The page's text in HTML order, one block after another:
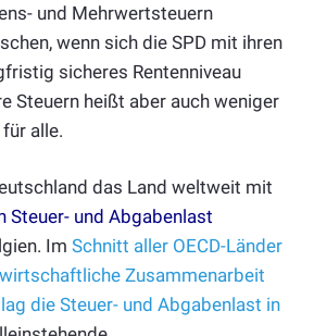
und Mehrwertsteuern
wenn sich die SPD mit ihren
sicheres Rentenniveau
Steuern heißt aber auch weniger
alle.
das Land weltweit mit
Steuer- und Abgabenlast
Im Schnitt aller OECD-Länder
Zusammenarbeit
die Steuer- und Abgabenlast in